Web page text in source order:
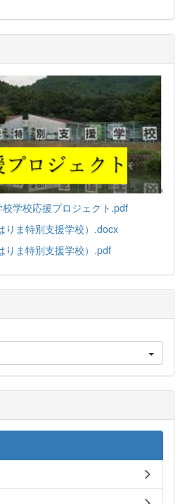
学校応援プロジェクト.pdf
りま特別支援学校）.docx
りま特別支援学校）.pdf